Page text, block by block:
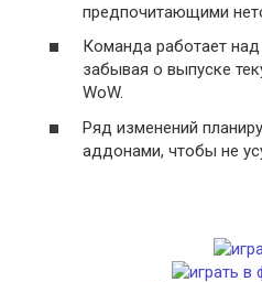
предпочитающими
Команда работает
забывая о выпуске
WoW.
Ряд изменений
аддонами, чтобы не